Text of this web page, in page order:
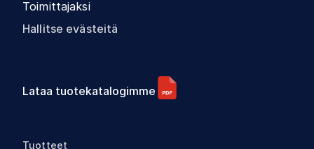
Toimittajaksi
Hallitse evästeitä
Lataa tuotekatalogimme
Tuotteet